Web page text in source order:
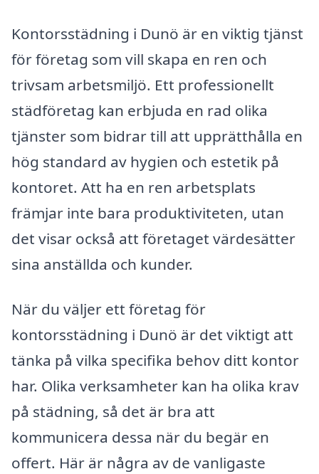
Kontorsstädning i Dunö är en viktig tjänst
för företag som vill skapa en ren och
trivsam arbetsmiljö. Ett professionellt
städföretag kan erbjuda en rad olika
tjänster som bidrar till att upprätthålla en
hög standard av hygien och estetik på
kontoret. Att ha en ren arbetsplats
främjar inte bara produktiviteten, utan
det visar också att företaget värdesätter
sina anställda och kunder.
När du väljer ett företag för
kontorsstädning i Dunö är det viktigt att
tänka på vilka specifika behov ditt kontor
har. Olika verksamheter kan ha olika krav
på städning, så det är bra att
kommunicera dessa när du begär en
offert. Här är några av de vanligaste